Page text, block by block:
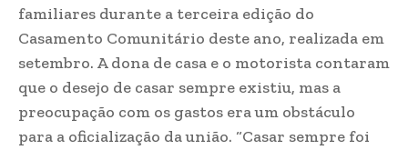
familiares durante a terceira edição do
Casamento Comunitário deste ano, realizada em
setembro. A dona de casa e o motorista contaram
que o desejo de casar sempre existiu, mas a
preocupação com os gastos era um obstáculo
para a oficialização da união. “Casar sempre foi